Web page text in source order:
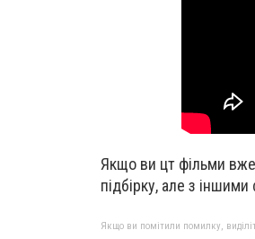
Якщо ви цт фільми
підбірку, але з
Якщо ви помітили помилку,